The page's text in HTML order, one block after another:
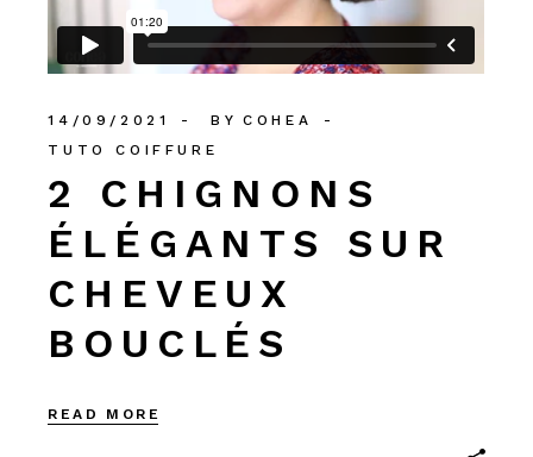
14/09/2021 BY COHEA
TUTO COIFFURE
2 CHIGNONS
ÉLÉGANTS SUR
CHEVEUX
BOUCLÉS
READ MORE